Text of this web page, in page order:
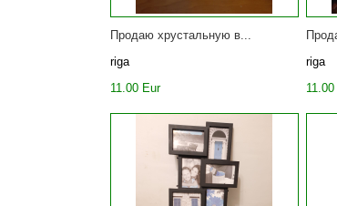
Продаю хрустальную в...
riga
11.00 Eur
riga